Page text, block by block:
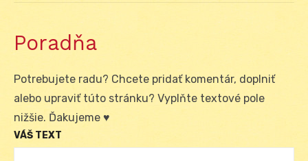
Poradňa
Potrebujete radu? Chcete pridať komentár, doplniť
alebo upraviť túto stránku? Vyplňte textové pole
nižšie. Ďakujeme ♥
VÁŠ TEXT